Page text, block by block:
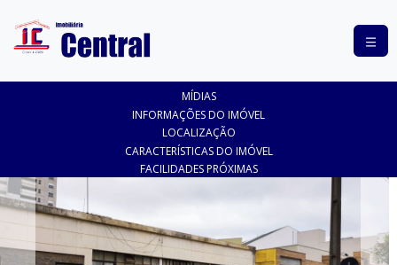
COMPRAR
LANÇAMENTOS
ANUNCIE
SEU
IMÓVEL
MÍDIAS
INFORMAÇÕES DO IMÓVEL
LOCALIZAÇÃO
CARACTERÍSTICAS DO IMÓVEL
FACILIDADES PRÓXIMAS